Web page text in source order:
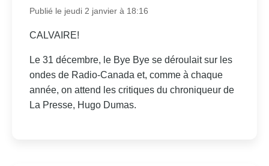
Publié le jeudi 2 janvier à 18:16
CALVAIRE!
Le 31 décembre, le Bye Bye se déroulait sur les
ondes de Radio-Canada et, comme à chaque
année, on attend les critiques du chroniqueur de
La Presse, Hugo Dumas.